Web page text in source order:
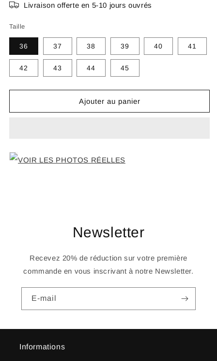
Livraison offerte en 5-10 jours ouvrés
Taille
36 37 38 39 40 41
42 43 44 45
Ajouter au panier
VOIR LES PHOTOS RÉELLES
Newsletter
Recevez 20% de réduction sur votre première
commande en vous inscrivant à notre Newsletter.
E-mail
Informations